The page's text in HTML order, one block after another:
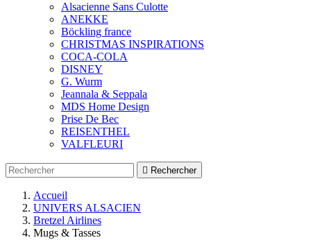
Alsacienne Sans Culotte
ANEKKE
Böckling france
CHRISTMAS INSPIRATIONS
COCA-COLA
DISNEY
G. Wurm
Jeannala & Seppala
MDS Home Design
Prise De Bec
REISENTHEL
VALFLEURI
 Rechercher
Accueil
UNIVERS ALSACIEN
Bretzel Airlines
Mugs & Tasses